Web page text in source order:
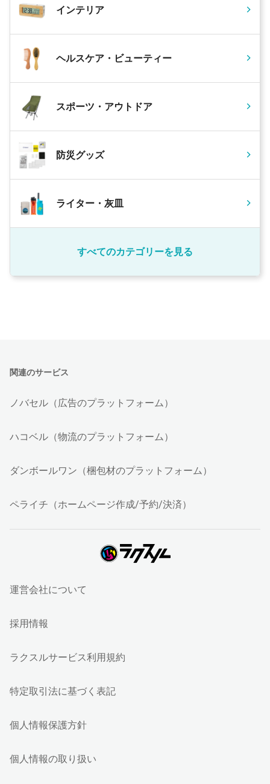
インテリア
ヘルスケア・ビューティー
スポーツ・アウトドア
防災グッズ
ライター・灰皿
すべてのカテゴリーを見る
関連のサービス
ノバセル（広告のプラットフォーム）
ハコベル（物流のプラットフォーム）
ダンボールワン（梱包材のプラットフォーム）
ペライチ（ホームページ作成/予約/決済）
運営会社について
採用情報
ラクスルサービス利用規約
特定取引法に基づく表記
個人情報保護方針
個人情報の取り扱い